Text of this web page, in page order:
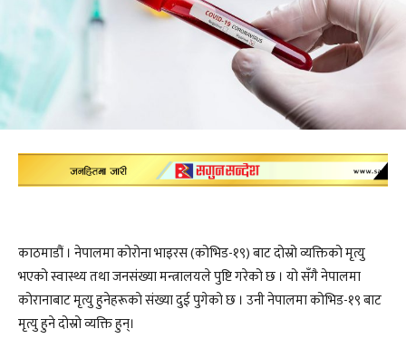
काठमाडौं । नेपालमा कोरोना भाइरस (कोभिड-१९) बाट दोस्रो व्यक्तिको मृत्यु
भएको स्वास्थ्य तथा जनसंख्या मन्त्रालयले पुष्टि गरेको छ । यो सँगै नेपालमा
कोरानाबाट मृत्यु हुनेहरूकाे संख्या दुई पुगेकाे छ । उनी नेपालमा कोभिड-१९ बाट
मृत्यु हुने दोस्रो व्यक्ति हुन्।